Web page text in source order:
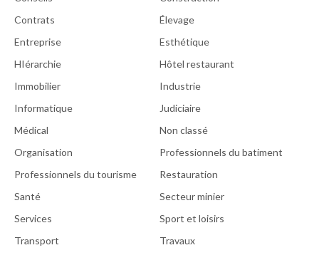
Contrats
Élevage
Entreprise
Esthétique
HIérarchie
Hôtel restaurant
Immobilier
Industrie
Informatique
Judiciaire
Médical
Non classé
Organisation
Professionnels du batiment
Professionnels du tourisme
Restauration
Santé
Secteur minier
Services
Sport et loisirs
Transport
Travaux